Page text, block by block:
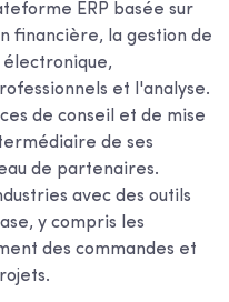
ERP basée sur
financière, la gestion de
et l'analyse.
de conseil et de mise
de ses
de partenaires.
avec des outils
y compris les
des commandes et